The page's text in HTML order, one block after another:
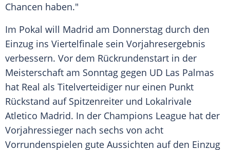
Chancen haben."
Im Pokal will Madrid am Donnerstag durch den
Einzug ins Viertelfinale sein Vorjahresergebnis
verbessern. Vor dem Rückrundenstart in der
Meisterschaft am Sonntag gegen UD Las Palmas
hat Real als Titelverteidiger nur einen Punkt
Rückstand auf Spitzenreiter und Lokalrivale
Atletico Madrid. In der Champions League hat der
Vorjahressieger nach sechs von acht
Vorrundenspielen gute Aussichten auf den Einzug